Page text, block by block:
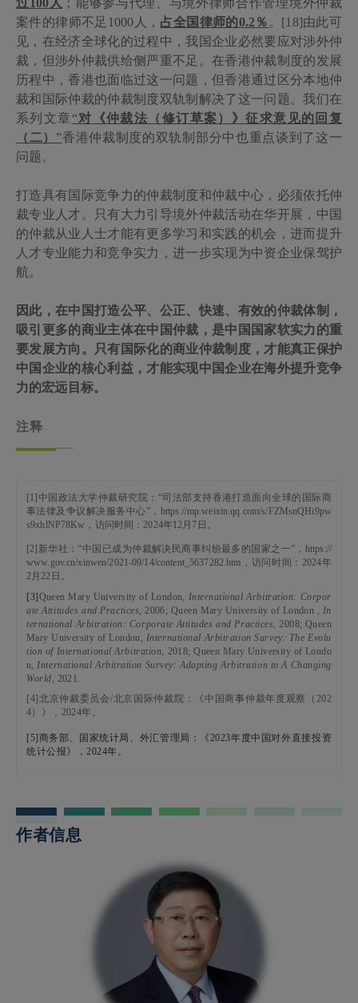
过 100 人 ；能够参与代理、与境外律师合作管理境外仲裁
案件的律师不足 1000 人， 占全国律师的0.2 ％ 。[18]由此可
见，在经济全球化的过程中，我国企业必然要应对涉外仲
裁，但涉外仲裁供给侧严重不足。在香港仲裁制度的发展
历程中，香港也面临过这一问题，但香港通过区分本地仲
裁和国际仲裁的仲裁制度双轨制解决了这一问题。我们在
系列文章 “对 《仲裁法（修订草案）》征求意见的回复
（二） ”香港仲裁制度的双轨制部分中也重点谈到了这一
问题。
打造具有国际竞争力的仲裁制度和仲裁中心，必须依托仲
裁专业人才。只有大力引导境外仲裁活动在华开展，中国
的仲裁从业人士才能有更多学习和实践的机会，进而提升
人才专业能力和竞争实力，进一步实现为中资企业保驾护
航。
因此，在中国打造公平、公正、快速、有效的仲裁体制，
吸引更多的商业主体在中国仲裁，是中国国家软实力的重
要发展方向。只有国际化的商业仲裁制度，才能真正保护
中国企业的核心利益，才能实现中国企业在海外提升竞争
力的宏远目标。
注释
[1]中国政法大学仲裁研究院：“司法部支持香港打造面向全球的国际商
事法律及争议解决服务中心”， https://mp.weixin.qq.com/s/FZMsnQHi9pw
s9xhlNP78Kw ，访问时间：2024年12月 7 日。
[2] 新华社：“中国已成为仲裁解决民商事纠纷最多的国家之一”， https://
www.gov.cn/xinwen/2021-09/14/content_5637282.htm ，访问时间： 2024年
2月22 日。
[3] Queen Mary University of London, International Arbitration: Corpor
ate Attitudes and Practices, 2006; Queen Mary University of London , In
ternational Arbitration: Corporate Attitudes and Practices, 2008; Queen
Mary University of London, International Arbitration Survey: The Evolu
tion of International Arbitration, 2018; Queen Mary University of Londo
n,International Arbitration Survey: Adapting Arbitration to A Changing
World, 2021.
[4] 北京仲裁委员会/北京国际仲裁院：《中国商事仲裁年度观察（202
4）》，2024年。
[5]商务部、国家统计局、外汇管理局：《2023年度中国对外直接投资
统计公报》，2024年。
4）》，2024年。
[8]姜丽丽：“加快中国特色涉外仲裁人才培养步伐”，
[9]北京仲裁委员会/北京国际仲裁院：《中国商事仲裁年度观察（202
1996 年仲裁法回顾——咨询报告》，
1996年仲裁法回顾——咨询报告》，
英国律协：《英国法的全球地位——
年国际数据洞察报
作者信息